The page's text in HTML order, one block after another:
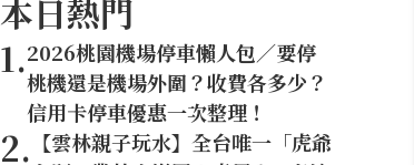
本日熱門
1.2026桃園機場停車懶人包／要停
桃機還是機場外圍？收費各多少？
信用卡停車優惠一次整理！
2. 【雲林親子玩水】全台唯一「虎爺